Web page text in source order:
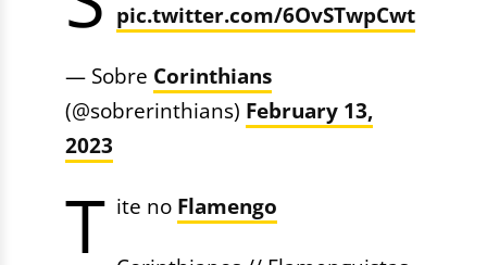
pic.twitter.com/6OvSTwpCwt
— Sobre Corinthians
(@sobrerinthians) February 13,
2023
T ite no Flamengo